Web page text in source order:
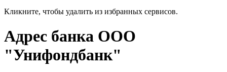
Кликните, чтобы удалить из избранных сервисов.
Адрес банка ООО
"Унифондбанк"